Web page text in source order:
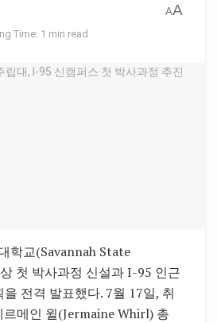
Time: 1 min read
AA
학교(Savannah State
첫 박사과정 신설과 I-95 인근
전격 발표했다. 7월 17일, 취
메인 윌(Jermaine Whirl) 총